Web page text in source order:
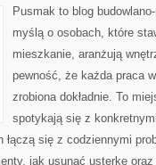
Pusmak to blog
myślą o osobach, które
mieszkanie, aranżują
pewność, że każda praca
zrobiona dokładnie. To
spotykają się z
łączą się z codziennymi
jak usunąć usterkę